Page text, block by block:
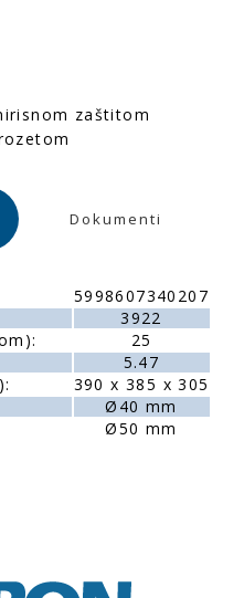
zaštitom
Dokumenti
5998607340207
3922
25
5.47
390 x 385 x 305
Ø40 mm
Ø50 mm